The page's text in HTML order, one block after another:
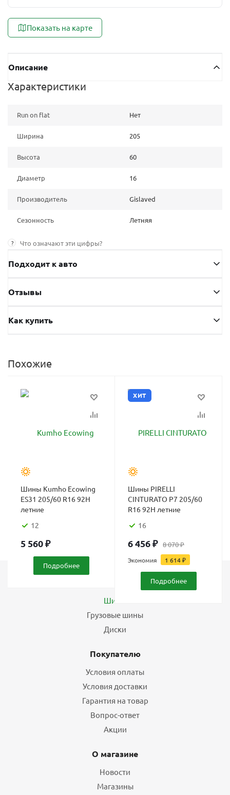
Показать на карте
Описание
Характеристики
Run on flat Нет
Ширина 205
Высота 60
Диаметр 16
Производитель Gislaved
Сезонность Летняя
? Что означают эти цифры?
Подходит к авто
Отзывы
Как купить
Похожие
Шины Kumho Ecowing
ES31 205/60 R16 92H
летние
12
5 560₽
Подробнее
ХИТ
Шины PIRELLI
CINTURATO P7 205/60
R16 92H летние
16
6 456₽ 8 070₽
Экономия 1 614₽
Подробнее
Шины
Грузовые шины
Диски
Покупателю
Условия оплаты
Условия доставки
Гарантия на товар
Вопрос-ответ
Акции
О магазине
Новости
Магазины